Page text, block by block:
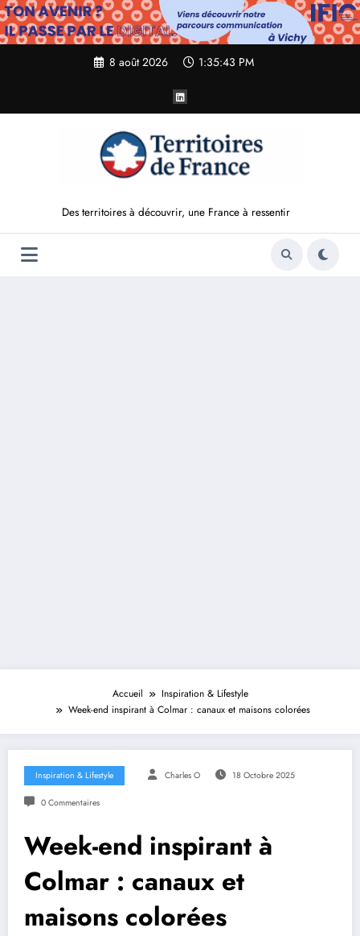
Aller
au
contenu
8 août 2026 1:35:44 PM
Des territoires à découvrir, une France à ressentir
Accueil
Inspiration & Lifestyle
Week-end inspirant à Colmar : canaux et maisons colorées
Inspiration & Lifestyle Charles O 18 Octobre 2025
0 Commentaires
Week-end inspirant à
Colmar : canaux et
maisons colorées